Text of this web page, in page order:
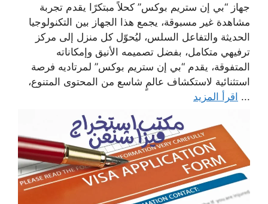
جهاز “بي إن ستريم بوكس” كحلاً مبتكرًا يقدم تجربة
مشاهدة غير مسبوقة، يجمع هذا الجهاز بين التكنولوجيا
الحديثة والتفاعل السلس، ليُحوّل كل منزل إلى مركز
ترفيهي متكامل، بفضل تصميمه الأنيق وإمكاناته
المتفوقة، يقدم “بي إن ستريم بوكس” لمرتاديه فرصة
استثنائية لاستكشاف عالمٍ شاسع من المحتوى المتنوع،
... اقرأ المزيد